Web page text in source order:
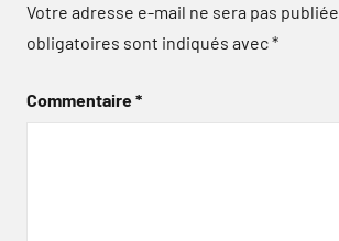
Votre adresse e-mail ne sera pas publiée.
obligatoires sont indiqués avec*
Commentaire*